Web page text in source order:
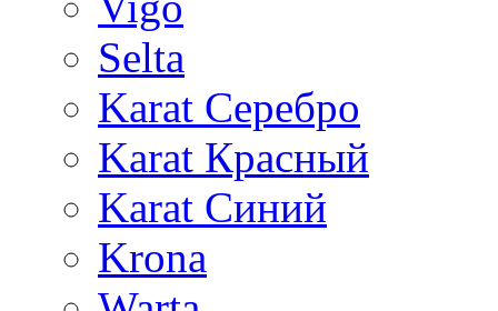
Selta
Karat Серебро
Karat Красный
Karat Синий
Krona